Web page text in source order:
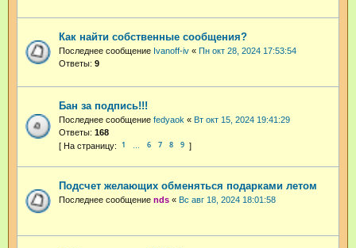
Как найти собственные сообщения?
Последнее сообщение Ivanoff-iv « Пн окт 28, 2024 17:53:54
Ответы: 9
Бан за подпись!!!
Последнее сообщение fedyaok « Вт окт 15, 2024 19:41:29
Ответы: 168
1 6 7 8 9
Подсчет желающих обменяться подарками летом
Последнее сообщение nds « Вс авг 18, 2024 18:01:58